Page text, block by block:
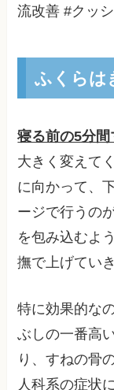
流改善 #クッ
ふくらは
寝る前の5分
大きく変えて
に向かって、
ージで行うの
を包み込むよ
撫で上げてい
特に効果的な
ぶしの一番高
り、すねの骨
人科系の症状